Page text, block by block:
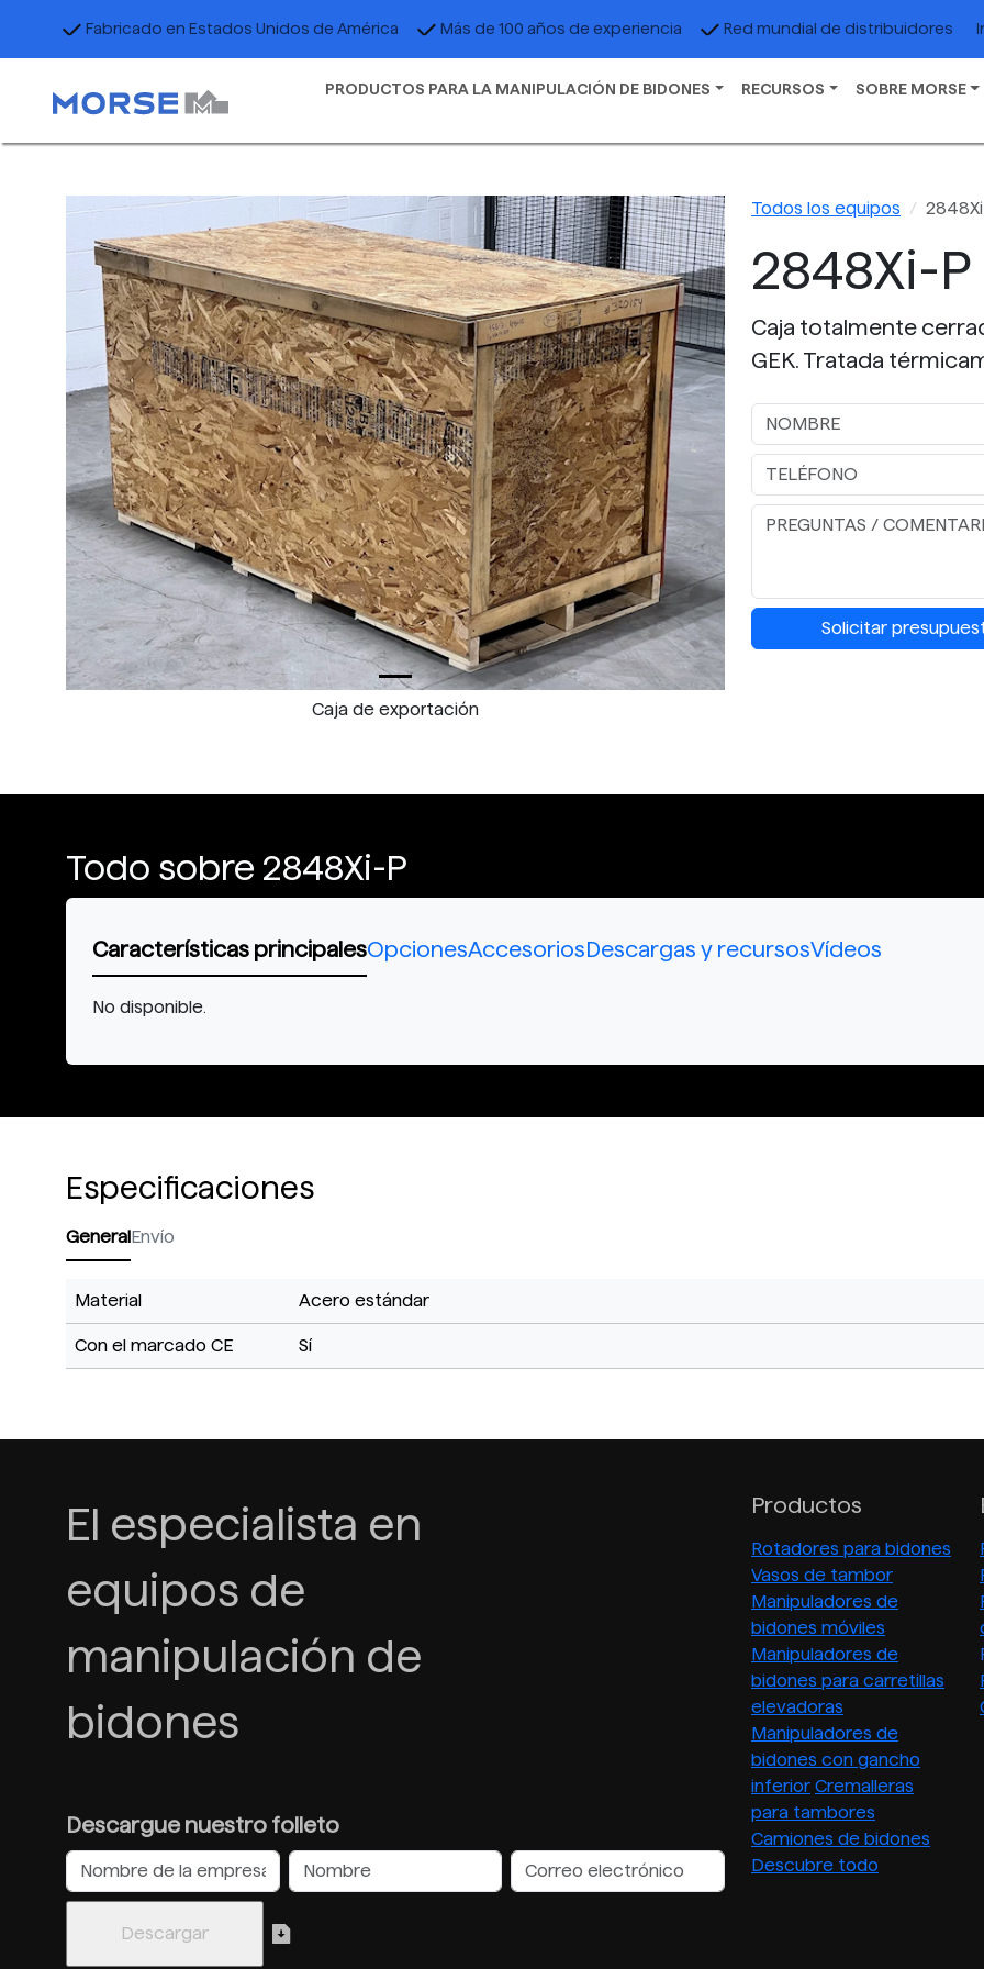
Fabricado en Estados Unidos de América Más de 100 años de experiencia Red mundial de distribuidores
PRODUCTOS PARA LA MANIPULACIÓN DE BIDONES RECURSOS SOBRE MORSE
Caja de exportación
Todos los equipos
2848Xi-P
Caja totalmente
GEK. Tratada
Solicitar
Todo sobre 2848Xi-P
Características principalesOpcionesAccesoriosDescargas y recursosVídeos
No disponible.
Especificaciones
GeneralEnvío
Material Acero estándar
Con el marcado CE Sí
El especialista en
equipos de
manipulación de
bidones
Descargue nuestro folleto
Productos
Rotadores para bidones
Vasos de tambor
Manipuladores de
bidones móviles
Manipuladores de
bidones para carretillas
elevadoras
Manipuladores de
bidones con gancho
inferior Cremalleras
para tambores
Camiones de bidones
Descubre todo